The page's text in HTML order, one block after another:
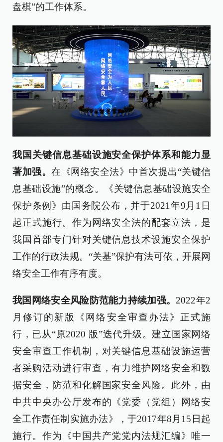
盘棋”的工作体系。
我国关键信息基础设施安全保护体系和能力显
著加强。 在《网络安全法》中首次提出“关键信
息基础设施”的概念。《关键信息基础设施安全
保护条例》由国务院公布，并于2021年9月1日
起正式施行。作为网络安全法的配套立法，是
我国首部专门针对关键信息技术设施安全保护
工作的行政法规。“关基”保护有法可依，开展网
络安全工作有序有度。
我国网络安全风险防范能力持续加强。2022年2
月修订的新版《网络安全审查办法》正式施
行，已从“原2020 版”迭代升级。建立国家网络
安全审查工作机制，对关键信息基础设施运营
者采购活动进行审查，有力维护网络安全和数
据安全，防范和化解国家安全风险。此外，由
中共中央办公厅发布的《党委（党组）网络安
全工作责任制实施办法》，于2017年8月15日起
施行。作为《中国共产党党内法规汇编》唯一